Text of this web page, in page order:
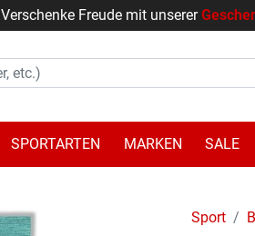
Verschenke Freude mit unserer
SPORTARTEN MARKEN SALE
Sport